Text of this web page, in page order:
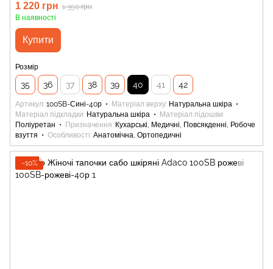
1 220 грн 1 350 грн
В наявності
Купити
Розмір
35 36 37 38 39 40 41 42
Артикул 100SB-Сині-40р Матеріал верху Натуральна шкіра
Матеріал підкладки Натуральна шкіра
Матеріал підошви
Поліуретан
Призначення Кухарські, Медичні, Повсякденні, Робоче
взуття
Особливості Анатомічна, Ортопедичні
−10%